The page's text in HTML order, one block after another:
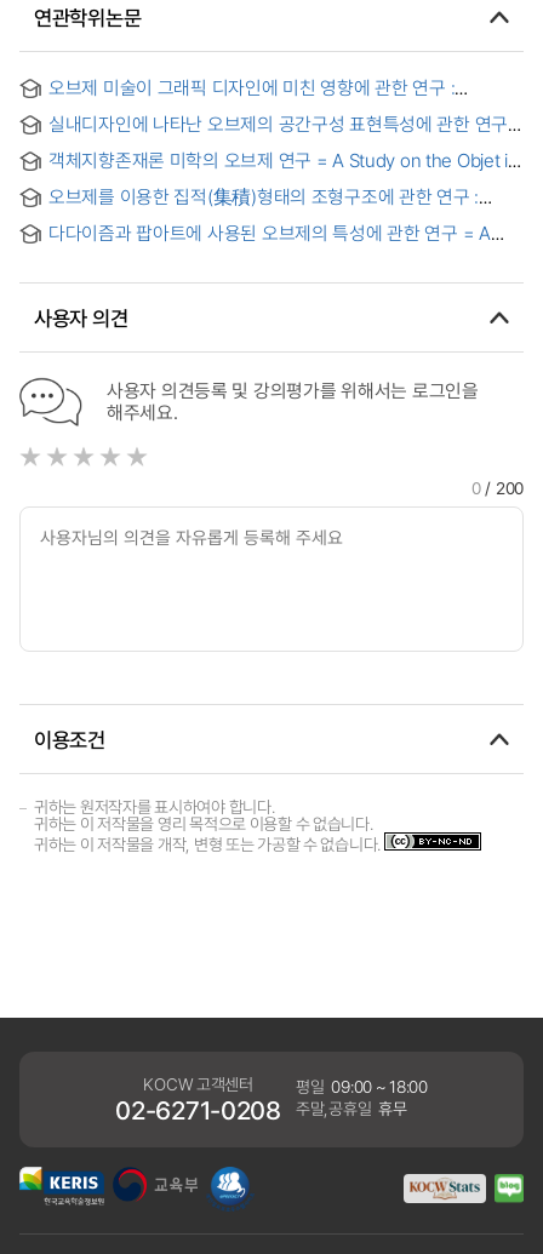
연관학위논문
오브제 미술이 그래픽 디자인에 미친 영향에 관한 연구 :
실내디자인에 나타난 오브제의 공간구성 표현특성에 관한 연구
객체지향존재론 미학의 오브제 연구 = A Study on the Objet in
오브제를 이용한 집적(集積)형태의 조형구조에 관한 연구 :
다다이즘과 팝아트에 사용된 오브제의 특성에 관한 연구 = A
사용자 의견
사용자 의견등록 및 강의평가를 위해서는 로그인을
해주세요.
0/ 200
이용조건
귀하는 원저작자를 표시하여야 합니다.
귀하는 이 저작물을 영리 목적으로 이용할 수 없습니다.
귀하는 이 저작물을 개작, 변형 또는 가공할 수 없습니다.
KOCW 고객센터
02-6271-0208
평일 09:00 ~ 18:00
주말,공휴일 휴무